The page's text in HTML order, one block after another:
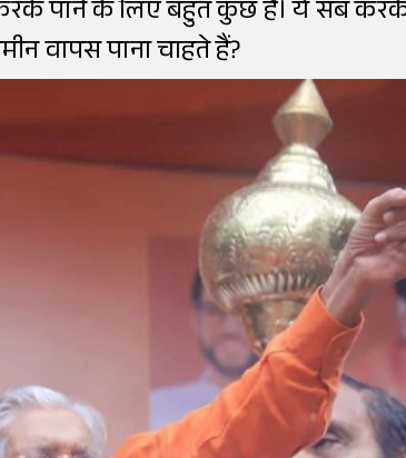
पाने के लिए बहुत कुछ है। ये सब
वापस पाना चाहते हैं?